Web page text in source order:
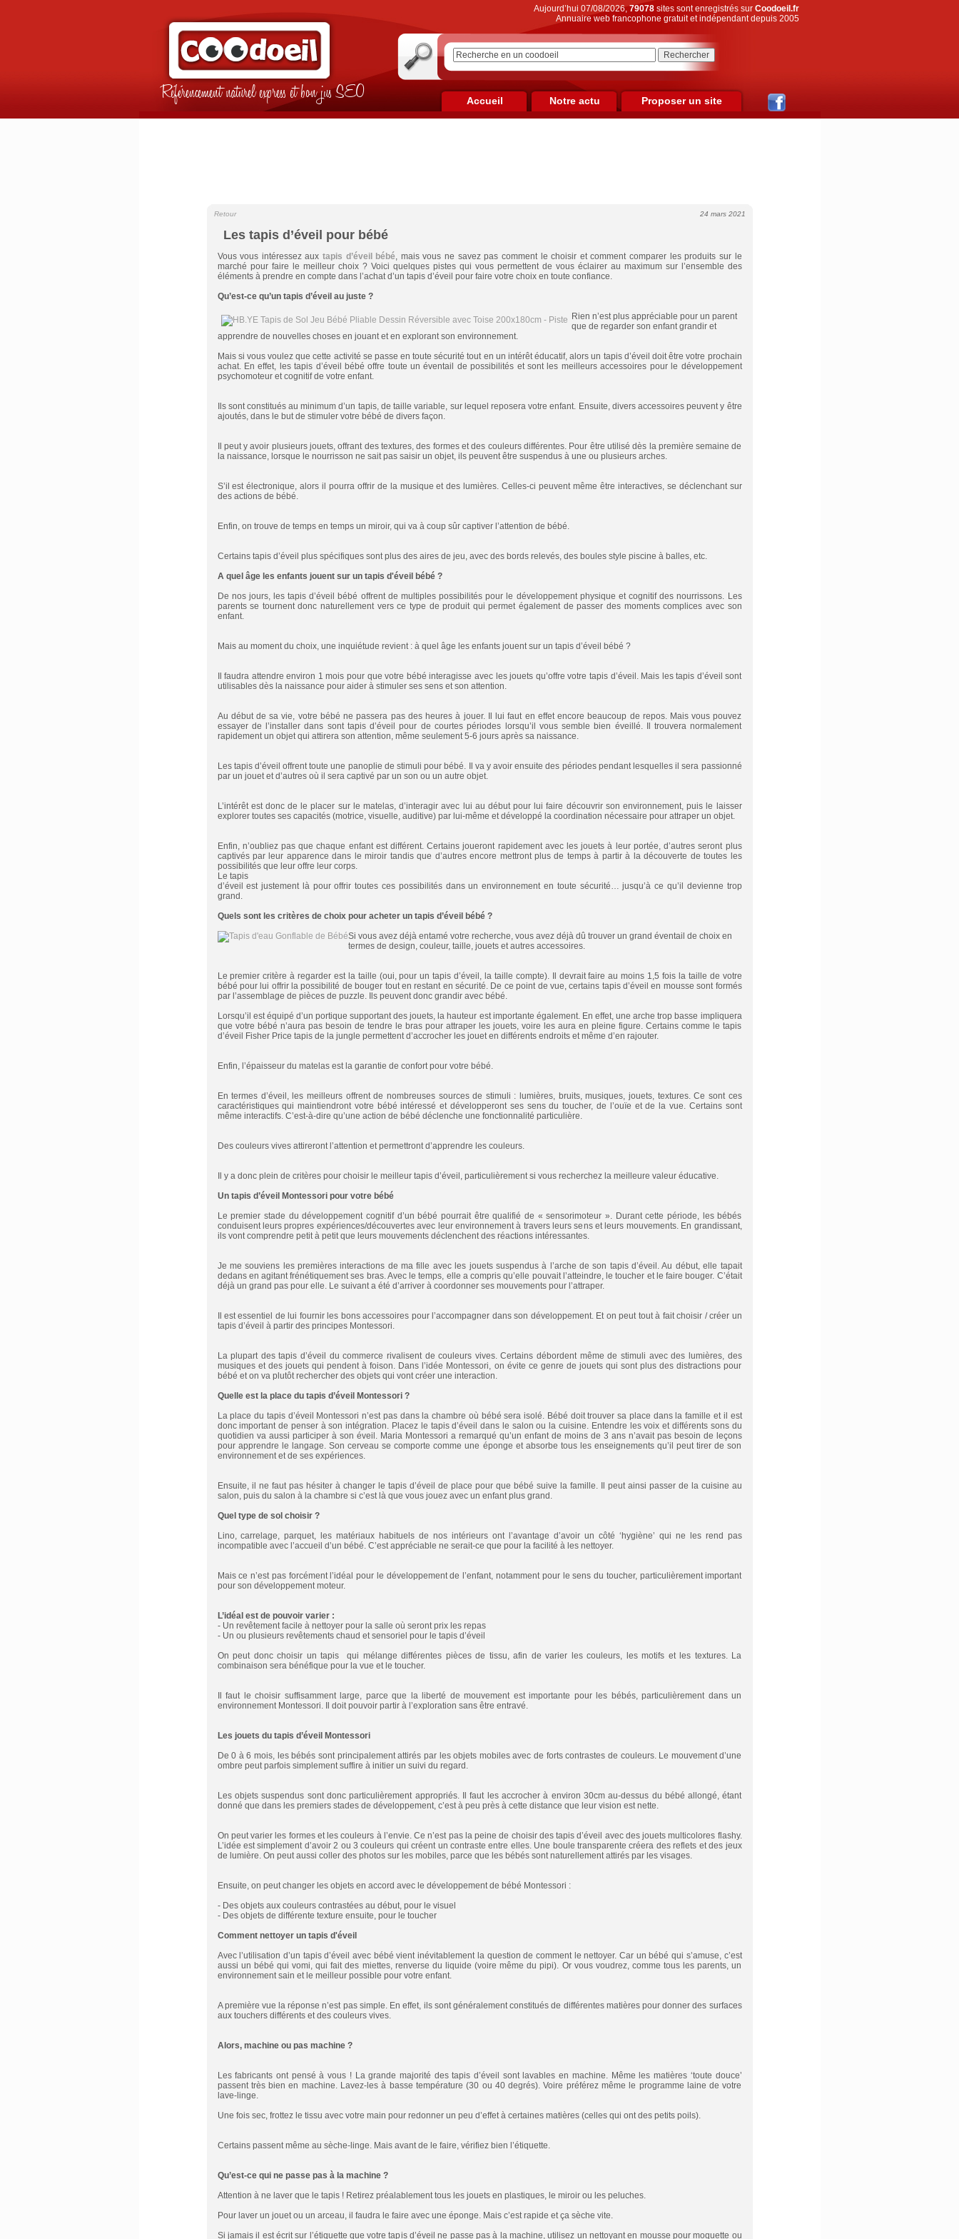
Référencement naturel express et bon jus SEO
Aujourd’hui 07/08/2026,79078sites sont enregistrés sur Coodoeil.fr
Annuaire web francophone gratuit et indépendant depuis 2005
Accueil Notre actu Proposer un site
Les tapis d’éveil pour bébé
Retour 24 mars 2021
Vous vous intéressez aux tapis d’éveil bébé, mais vous ne savez pas comment le choisir et comment comparer les produits sur le
marché pour faire le meilleur choix ? Voici quelques pistes qui vous permettent de vous éclairer au maximum sur l’ensemble des
éléments à prendre en compte dans l’achat d’un tapis d’éveil pour faire votre choix en toute confiance.
Qu’est-ce qu’un tapis d’éveil au juste ?
Rien n’est plus appréciable pour un parent
que de regarder son enfant grandir et
apprendre de nouvelles choses en jouant et en explorant son environnement.
Mais si vous voulez que cette activité se passe en toute sécurité tout en un intérêt éducatif, alors un tapis d’éveil doit être votre prochain
achat. En effet, les tapis d’éveil bébé offre toute un éventail de possibilités et sont les meilleurs accessoires pour le développement
psychomoteur et cognitif de votre enfant.
Ils sont constitués au minimum d’un tapis, de taille variable, sur lequel reposera votre enfant. Ensuite, divers accessoires peuvent y être
ajoutés, dans le but de stimuler votre bébé de divers façon.
Il peut y avoir plusieurs jouets, offrant des textures, des formes et des couleurs différentes. Pour être utilisé dès la première semaine de
la naissance, lorsque le nourrisson ne sait pas saisir un objet, ils peuvent être suspendus à une ou plusieurs arches.
S’il est électronique, alors il pourra offrir de la musique et des lumières. Celles-ci peuvent même être interactives, se déclenchant sur
des actions de bébé.
Enfin, on trouve de temps en temps un miroir, qui va à coup sûr captiver l’attention de bébé.
Certains tapis d’éveil plus spécifiques sont plus des aires de jeu, avec des bords relevés, des boules style piscine à balles, etc.
A quel âge les enfants jouent sur un tapis d'éveil bébé ?
De nos jours, les tapis d’éveil bébé offrent de multiples possibilités pour le développement physique et cognitif des nourrissons. Les
parents se tournent donc naturellement vers ce type de produit qui permet également de passer des moments complices avec son
enfant.
Mais au moment du choix, une inquiétude revient : à quel âge les enfants jouent sur un tapis d’éveil bébé ?
Il faudra attendre environ 1 mois pour que votre bébé interagisse avec les jouets qu’offre votre tapis d’éveil. Mais les tapis d’éveil sont
utilisables dès la naissance pour aider à stimuler ses sens et son attention.
Au début de sa vie, votre bébé ne passera pas des heures à jouer. Il lui faut en effet encore beaucoup de repos. Mais vous pouvez
essayer de l’installer dans sont tapis d’éveil pour de courtes périodes lorsqu’il vous semble bien éveillé. Il trouvera normalement
rapidement un objet qui attirera son attention, même seulement 5-6 jours après sa naissance.
Les tapis d’éveil offrent toute une panoplie de stimuli pour bébé. Il va y avoir ensuite des périodes pendant lesquelles il sera passionné
par un jouet et d’autres où il sera captivé par un son ou un autre objet.
L’intérêt est donc de le placer sur le matelas, d’interagir avec lui au début pour lui faire découvrir son environnement, puis le laisser
explorer toutes ses capacités (motrice, visuelle, auditive) par lui-même et développé la coordination nécessaire pour attraper un objet.
Enfin, n’oubliez pas que chaque enfant est différent. Certains joueront rapidement avec les jouets à leur portée, d’autres seront plus
captivés par leur apparence dans le miroir tandis que d’autres encore mettront plus de temps à partir à la découverte de toutes les
possibilités que leur offre leur corps.
Le tapis
d’éveil est justement là pour offrir toutes ces possibilités dans un environnement en toute sécurité… jusqu’à ce qu’il devienne trop
grand.
Quels sont les critères de choix pour acheter un tapis d’éveil bébé ?
Si vous avez déjà entamé votre recherche, vous avez déjà dû trouver un grand éventail de choix en
termes de design, couleur, taille, jouets et autres accessoires.
Le premier critère à regarder est la taille (oui, pour un tapis d’éveil, la taille compte). Il devrait faire au moins 1,5 fois la taille de votre
bébé pour lui offrir la possibilité de bouger tout en restant en sécurité. De ce point de vue, certains tapis d’éveil en mousse sont formés
par l’assemblage de pièces de puzzle. Ils peuvent donc grandir avec bébé.
Lorsqu’il est équipé d’un portique supportant des jouets, la hauteur est importante également. En effet, une arche trop basse impliquera
que votre bébé n’aura pas besoin de tendre le bras pour attraper les jouets, voire les aura en pleine figure. Certains comme le tapis
d’éveil Fisher Price tapis de la jungle permettent d’accrocher les jouet en différents endroits et même d’en rajouter.
Enfin, l’épaisseur du matelas est la garantie de confort pour votre bébé.
En termes d’éveil, les meilleurs offrent de nombreuses sources de stimuli : lumières, bruits, musiques, jouets, textures. Ce sont ces
caractéristiques qui maintiendront votre bébé intéressé et développeront ses sens du toucher, de l’ouïe et de la vue. Certains sont
même interactifs. C’est-à-dire qu’une action de bébé déclenche une fonctionnalité particulière.
Des couleurs vives attireront l’attention et permettront d’apprendre les couleurs.
Il y a donc plein de critères pour choisir le meilleur tapis d’éveil, particulièrement si vous recherchez la meilleure valeur éducative.
Un tapis d’éveil Montessori pour votre bébé
Le premier stade du développement cognitif d’un bébé pourrait être qualifié de « sensorimoteur ». Durant cette période, les bébés
conduisent leurs propres expériences/découvertes avec leur environnement à travers leurs sens et leurs mouvements. En grandissant,
ils vont comprendre petit à petit que leurs mouvements déclenchent des réactions intéressantes.
Je me souviens les premières interactions de ma fille avec les jouets suspendus à l’arche de son tapis d’éveil. Au début, elle tapait
dedans en agitant frénétiquement ses bras. Avec le temps, elle a compris qu’elle pouvait l’atteindre, le toucher et le faire bouger. C’était
déjà un grand pas pour elle. Le suivant a été d’arriver à coordonner ses mouvements pour l’attraper.
Il est essentiel de lui fournir les bons accessoires pour l’accompagner dans son développement. Et on peut tout à fait choisir / créer un
tapis d’éveil à partir des principes Montessori.
La plupart des tapis d’éveil du commerce rivalisent de couleurs vives. Certains débordent même de stimuli avec des lumières, des
musiques et des jouets qui pendent à foison. Dans l’idée Montessori, on évite ce genre de jouets qui sont plus des distractions pour
bébé et on va plutôt rechercher des objets qui vont créer une interaction.
Quelle est la place du tapis d’éveil Montessori ?
La place du tapis d’éveil Montessori n’est pas dans la chambre où bébé sera isolé. Bébé doit trouver sa place dans la famille et il est
donc important de penser à son intégration. Placez le tapis d’éveil dans le salon ou la cuisine. Entendre les voix et différents sons du
quotidien va aussi participer à son éveil. Maria Montessori a remarqué qu’un enfant de moins de 3 ans n’avait pas besoin de leçons
pour apprendre le langage. Son cerveau se comporte comme une éponge et absorbe tous les enseignements qu’il peut tirer de son
environnement et de ses expériences.
Ensuite, il ne faut pas hésiter à changer le tapis d’éveil de place pour que bébé suive la famille. Il peut ainsi passer de la cuisine au
salon, puis du salon à la chambre si c’est là que vous jouez avec un enfant plus grand.
Quel type de sol choisir ?
Lino, carrelage, parquet, les matériaux habituels de nos intérieurs ont l’avantage d’avoir un côté ‘hygiène’ qui ne les rend pas
incompatible avec l’accueil d’un bébé. C’est appréciable ne serait-ce que pour la facilité à les nettoyer.
Mais ce n’est pas forcément l’idéal pour le développement de l’enfant, notamment pour le sens du toucher, particulièrement important
pour son développement moteur.
L’idéal est de pouvoir varier :
- Un revêtement facile à nettoyer pour la salle où seront prix les repas
- Un ou plusieurs revêtements chaud et sensoriel pour le tapis d’éveil
On peut donc choisir un tapis qui mélange différentes pièces de tissu, afin de varier les couleurs, les motifs et les textures. La
combinaison sera bénéfique pour la vue et le toucher.
Il faut le choisir suffisamment large, parce que la liberté de mouvement est importante pour les bébés, particulièrement dans un
environnement Montessori. Il doit pouvoir partir à l’exploration sans être entravé.
Les jouets du tapis d’éveil Montessori
De 0 à 6 mois, les bébés sont principalement attirés par les objets mobiles avec de forts contrastes de couleurs. Le mouvement d’une
ombre peut parfois simplement suffire à initier un suivi du regard.
Les objets suspendus sont donc particulièrement appropriés. Il faut les accrocher à environ 30cm au-dessus du bébé allongé, étant
donné que dans les premiers stades de développement, c’est à peu près à cette distance que leur vision est nette.
On peut varier les formes et les couleurs à l’envie. Ce n’est pas la peine de choisir des tapis d’éveil avec des jouets multicolores flashy.
L’idée est simplement d’avoir 2 ou 3 couleurs qui créent un contraste entre elles. Une boule transparente créera des reflets et des jeux
de lumière. On peut aussi coller des photos sur les mobiles, parce que les bébés sont naturellement attirés par les visages.
Ensuite, on peut changer les objets en accord avec le développement de bébé Montessori :
- Des objets aux couleurs contrastées au début, pour le visuel
- Des objets de différente texture ensuite, pour le toucher
Comment nettoyer un tapis d'éveil
Avec l’utilisation d’un tapis d’éveil avec bébé vient inévitablement la question de comment le nettoyer. Car un bébé qui s’amuse, c’est
aussi un bébé qui vomi, qui fait des miettes, renverse du liquide (voire même du pipi). Or vous voudrez, comme tous les parents, un
environnement sain et le meilleur possible pour votre enfant.
A première vue la réponse n’est pas simple. En effet, ils sont généralement constitués de différentes matières pour donner des surfaces
aux touchers différents et des couleurs vives.
Alors, machine ou pas machine ?
Les fabricants ont pensé à vous ! La grande majorité des tapis d’éveil sont lavables en machine. Même les matières ‘toute douce’
passent très bien en machine. Lavez-les à basse température (30 ou 40 degrés). Voire préférez même le programme laine de votre
lave-linge.
Une fois sec, frottez le tissu avec votre main pour redonner un peu d’effet à certaines matières (celles qui ont des petits poils).
Certains passent même au sèche-linge. Mais avant de le faire, vérifiez bien l’étiquette.
Qu’est-ce qui ne passe pas à la machine ?
Attention à ne laver que le tapis ! Retirez préalablement tous les jouets en plastiques, le miroir ou les peluches.
Pour laver un jouet ou un arceau, il faudra le faire avec une éponge. Mais c’est rapide et ça sèche vite.
Si jamais il est écrit sur l’étiquette que votre tapis d’éveil ne passe pas à la machine, utilisez un nettoyant en mousse pour moquette ou